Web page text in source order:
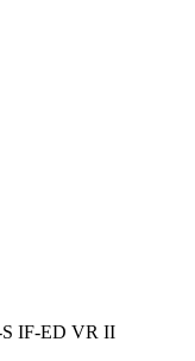
S IF-ED VR II